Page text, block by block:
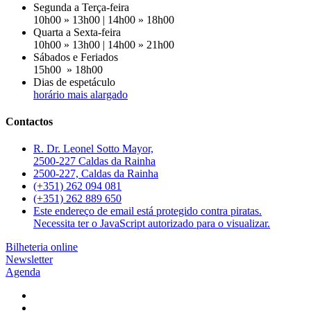
Segunda a Terça-feira
10h00 » 13h00 | 14h00 » 18h00
Quarta a Sexta-feira
10h00 » 13h00 | 14h00 » 21h00
Sábados e Feriados
15h00 » 18h00
Dias de espetáculo
horário mais alargado
Contactos
R. Dr. Leonel Sotto Mayor,
2500-227 Caldas da Rainha
2500-227, Caldas da Rainha
(+351) 262 094 081
(+351) 262 889 650
Este endereço de email está protegido contra piratas.
Necessita ter o JavaScript autorizado para o visualizar.
Bilheteria online
Newsletter
Agenda